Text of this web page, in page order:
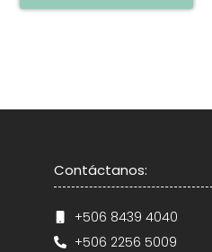
Contáctanos:
+506 8439 4040
+506 2256 5009